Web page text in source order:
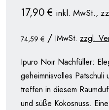
17,90€ inkl. MwSt.,
74,59 € / lMwSt. zzgl.
Ipuro Noir Nachfüller:
geheimnisvolles Patschuli
treffen in diesem
und süße Kokosnuss.